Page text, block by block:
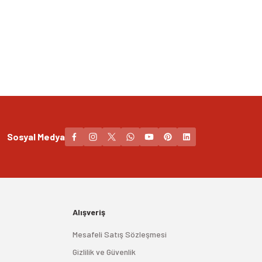
Sosyal Medya
Alışveriş
Mesafeli Satış Sözleşmesi
Gizlilik ve Güvenlik